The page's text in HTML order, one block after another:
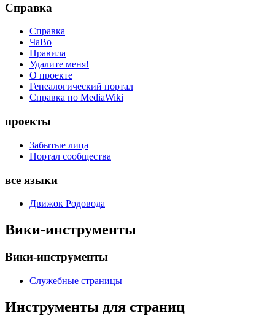
Справка
Справка
ЧаВо
Правила
Удалите меня!
О проекте
Генеалогический портал
Справка по MediaWiki
проекты
Забытые лица
Портал сообщества
все языки
Движок Родовода
Вики-инструменты
Вики-инструменты
Служебные страницы
Инструменты для страниц